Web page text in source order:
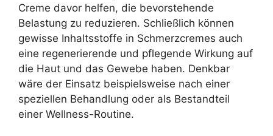
Creme davor helfen, die bevorstehende
Belastung zu reduzieren. Schließlich können
gewisse Inhaltsstoffe in Schmerzcremes auch
eine regenerierende und pflegende Wirkung auf
die Haut und das Gewebe haben. Denkbar
wäre der Einsatz beispielsweise nach einer
speziellen Behandlung oder als Bestandteil
einer Wellness-Routine.